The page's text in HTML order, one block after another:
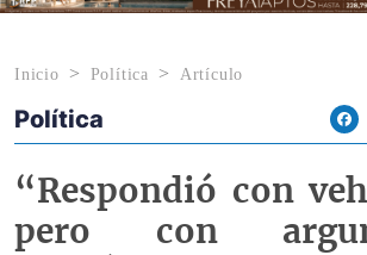
Inicio Política Artículo
Econoticias y Eventos
Política
“Respondió con
pero con